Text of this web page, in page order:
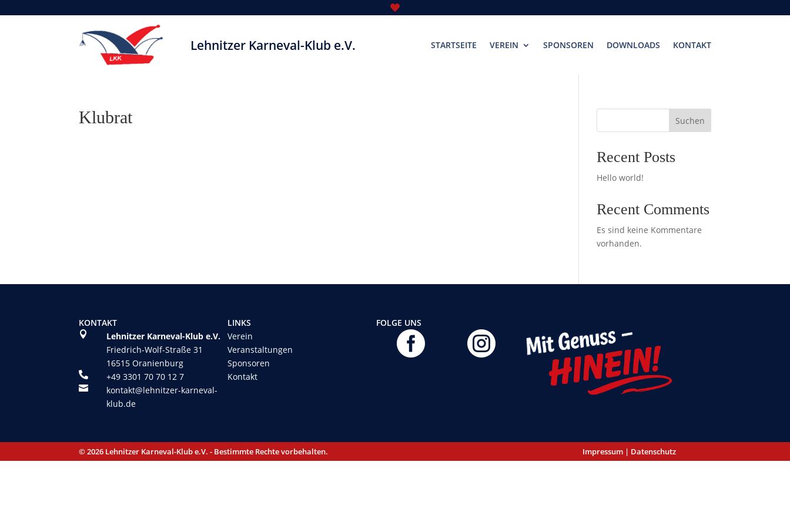

Lehnitzer Karneval-Klub e.V. STARTSEITE VEREIN SPONSOREN DOWNLOADS KONTAKT
Klubrat Suchen
Recent Posts
Hello world!
Recent Comments
Es sind keine Kommentare
vorhanden.
KONTAKT

Lehnitzer Karneval-Klub e.V.
Friedrich-Wolf-Straße 31
16515 Oranienburg
 +49 3301 70 70 12 7

kontakt@lehnitzer-karneval-
klub.de
LINKS
Verein
Veranstaltungen
Sponsoren
Kontakt
FOLGE UNS
 
© 2026 Lehnitzer Karneval-Klub e.V. - Bestimmte Rechte vorbehalten. Impressum | Datenschutz